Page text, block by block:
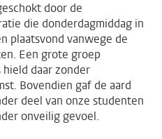
door de
die donderdagmiddag in
plaatsvond vanwege de
Een grote groep
daar zonder
Bovendien gaf de aard
deel van onze studenten
onveilig gevoel.